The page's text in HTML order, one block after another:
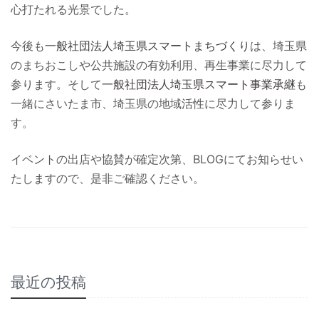
心打たれる光景でした。
今後も一般社団法人埼玉県スマートまちづくり は、埼玉県
のまちおこしや公共施設の有効利用、再生事業に尽力して
参ります。そして一般社団法人埼玉県スマート事業承継 も
一緒にさいたま市、埼玉県の地域活性に尽力して参りま
す。
イベントの出店や協賛が確定次第、BLOGにてお知らせい
たしますので、是非ご確認ください。
最近の投稿